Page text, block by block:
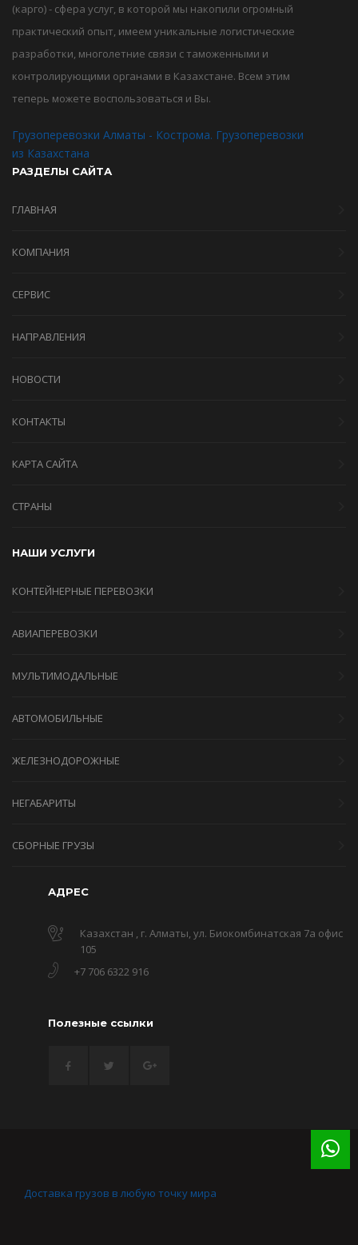
(карго) - сфера услуг, в которой мы накопили огромный
практический опыт, имеем уникальные логистические
разработки, многолетние связи с таможенными и
контролирующими органами в Казахстане. Всем этим
теперь можете воспользоваться и Вы.
Грузоперевозки Алматы - Кострома. Грузоперевозки
из Казахстана
РАЗДЕЛЫ САЙТА
ГЛАВНАЯ
КОМПАНИЯ
СЕРВИС
НАПРАВЛЕНИЯ
НОВОСТИ
КОНТАКТЫ
КАРТА САЙТА
СТРАНЫ
НАШИ УСЛУГИ
КОНТЕЙНЕРНЫЕ ПЕРЕВОЗКИ
АВИАПЕРЕВОЗКИ
МУЛЬТИМОДАЛЬНЫЕ
АВТОМОБИЛЬНЫЕ
ЖЕЛЕЗНОДОРОЖНЫЕ
НЕГАБАРИТЫ
СБОРНЫЕ ГРУЗЫ
АДРЕС
Казахстан , г. Алматы, ул. Биокомбинатская 7а офис
105
+7 706 6322 916
Полезные ссылки
Доставка грузов в любую точку мира